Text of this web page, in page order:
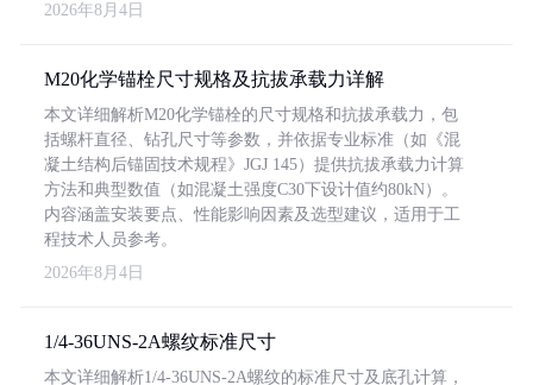
2026年8月4日
M20化学锚栓尺寸规格及抗拔承载力详解
本文详细解析M20化学锚栓的尺寸规格和抗拔承载力，包
括螺杆直径、钻孔尺寸等参数，并依据专业标准（如《混
凝土结构后锚固技术规程》JGJ 145）提供抗拔承载力计算
方法和典型数值（如混凝土强度C30下设计值约80kN）。
内容涵盖安装要点、性能影响因素及选型建议，适用于工
程技术人员参考。
2026年8月4日
1/4-36UNS-2A螺纹标准尺寸
本文详细解析1/4-36UNS-2A螺纹的标准尺寸及底孔计算，